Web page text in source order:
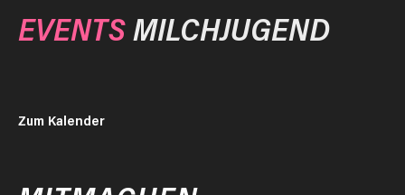
EVENTSMILCHJUGEND
Zum Kalender